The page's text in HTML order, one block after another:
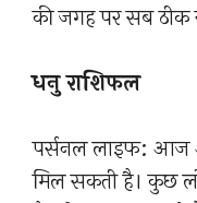
की जगह पर सब ठीक
धनु राशिफल
पर्सनल लाइफ: आज
मिल सकती है। कुछ